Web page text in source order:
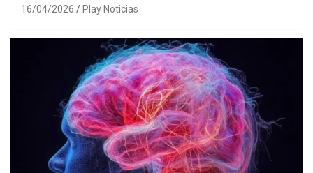
16/04/2026 Play Noticias